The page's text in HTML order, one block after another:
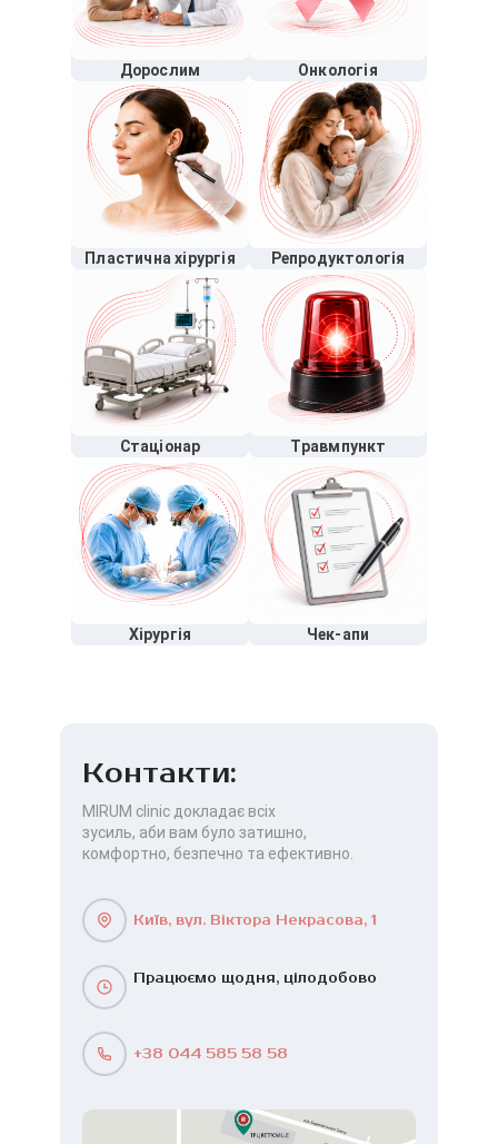
Дорослим Онкологія
Пластична хірургія Репродуктологія
Стаціонар Травмпункт
Хірургія Чек-апи
Контакти:
MIRUM clinic докладає всіх
зусиль, аби вам було затишно,
комфортно, безпечно та ефективно.
Київ, вул. Віктора Некрасова, 1
Працюємо щодня, цілодобово
+38 044 585 58 58